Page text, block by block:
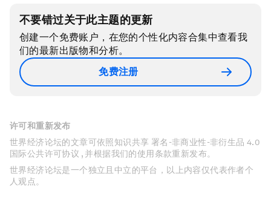
不要错过关于此主题的更新
创建一个免费账户，在您的个性化内容合集中查看我
们的最新出版物和分析。
免费注册
许可和重新发布
世界经济论坛的文章可依照知识共享 署名-非商业性-非衍生品 4.0
国际公共许可协议 , 并根据我们的使用条款重新发布。
世界经济论坛是一个独立且中立的平台，以上内容仅代表作者个
人观点。